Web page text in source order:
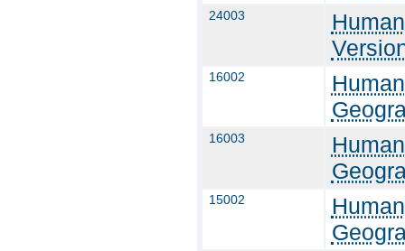
24003
16002
16003
15002